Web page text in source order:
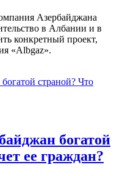
Азербайджана
в Албании и в
конкретный проект,
«Albgaz».
богатой
ее граждан?